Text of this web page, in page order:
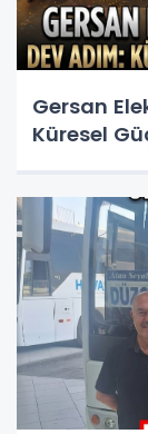
Gersan
Küresel